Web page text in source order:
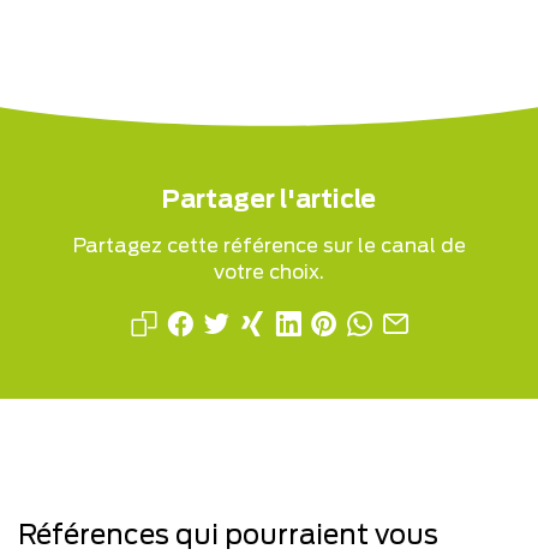
Partager l'article
Partagez cette référence sur le canal de
votre choix.
Références qui pourraient vous